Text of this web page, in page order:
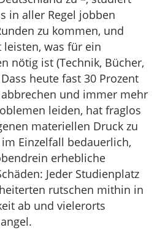
in aller Regel jobben
zu kommen, und
was für ein
nötig ist (Technik, Bücher,
heute fast 30 Prozent
und immer mehr
leiden, hat fraglos
materiellen Druck zu
Einzelfall bedauerlich,
erhebliche
Jeder Studienplatz
rutschen mithin in
ab und vielerorts